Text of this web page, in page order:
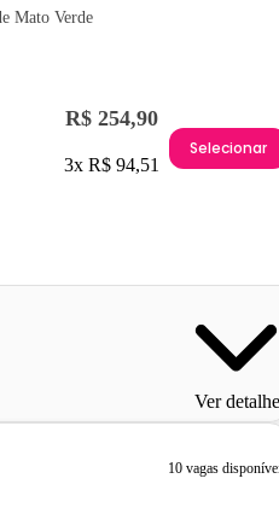
Mato Verde
R$ 254,90
3x R$ 94,51
Selecionar
Ver
10 vagas